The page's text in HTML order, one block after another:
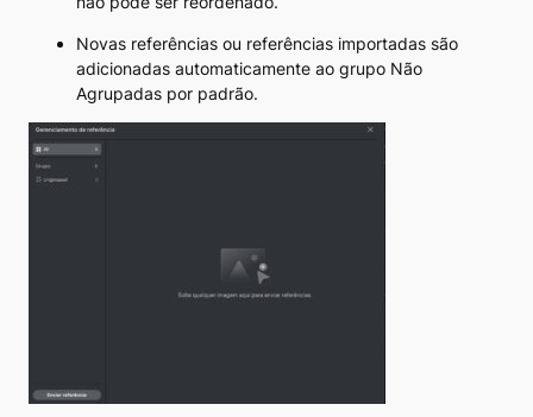
Novas referências ou referências importadas são
adicionadas automaticamente ao grupo Não
Agrupadas por padrão.